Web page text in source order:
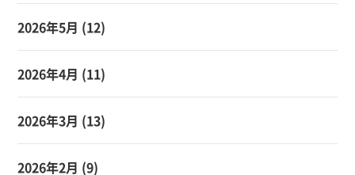
2026年5月 (12)
2026年4月 (11)
2026年3月 (13)
2026年2月 (9)